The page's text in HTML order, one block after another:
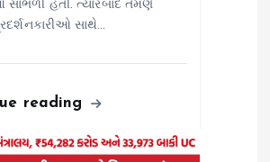
હતી. ત્યારબાદ તેમણે
સાથે…
reading